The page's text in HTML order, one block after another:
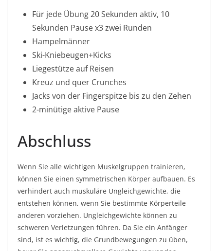
Für jede Übung 20 Sekunden aktiv, 10
Sekunden Pause x3 zwei Runden
Hampelmänner
Ski-Kniebeugen+Kicks
Liegestütze auf Reisen
Kreuz und quer Crunches
Jacks von der Fingerspitze bis zu den Zehen
2-minütige aktive Pause
Abschluss
Wenn Sie alle wichtigen Muskelgruppen trainieren,
können Sie einen symmetrischen Körper aufbauen. Es
verhindert auch muskuläre Ungleichgewichte, die
entstehen können, wenn Sie bestimmte Körperteile
anderen vorziehen. Ungleichgewichte können zu
schweren Verletzungen führen. Da Sie ein Anfänger
sind, ist es wichtig, die Grundbewegungen zu üben,